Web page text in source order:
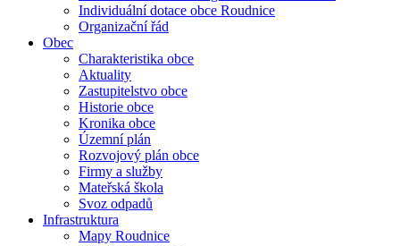
Individuální dotace obce Roudnice
Organizační řád
Obec
Charakteristika obce
Aktuality
Zastupitelstvo obce
Historie obce
Kronika obce
Územní plán
Rozvojový plán obce
Firmy a služby
Mateřská škola
Svoz odpadů
Infrastruktura
Mapy Roudnice